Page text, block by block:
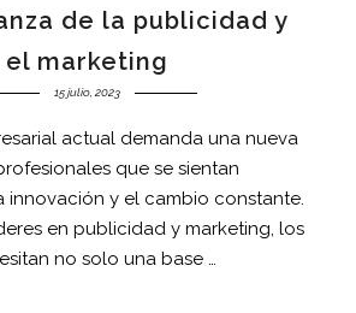
de la publicidad y
el marketing
15 julio, 2023
actual demanda una nueva
que se sientan
innovación y el cambio constante.
en publicidad y marketing, los
no solo una base …